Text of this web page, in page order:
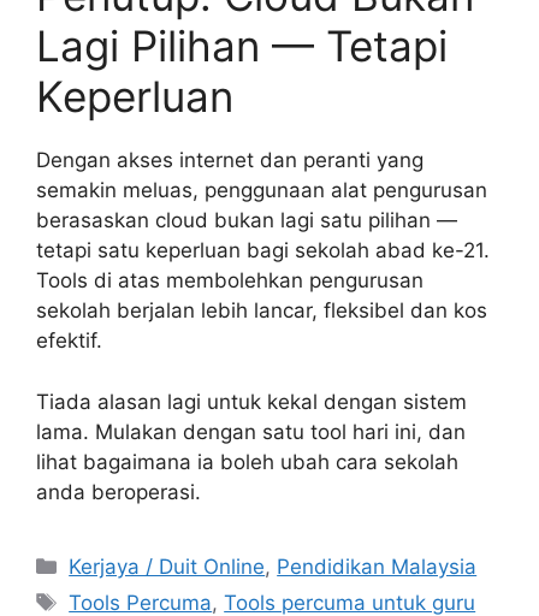
Lagi Pilihan — Tetapi
Keperluan
Dengan akses internet dan peranti yang
semakin meluas, penggunaan alat pengurusan
berasaskan cloud bukan lagi satu pilihan —
tetapi satu keperluan bagi sekolah abad ke-21.
Tools di atas membolehkan pengurusan
sekolah berjalan lebih lancar, fleksibel dan kos
efektif.
Tiada alasan lagi untuk kekal dengan sistem
lama. Mulakan dengan satu tool hari ini, dan
lihat bagaimana ia boleh ubah cara sekolah
anda beroperasi.
Categories
Kerjaya / Duit Online, Pendidikan Malaysia
Tags
Tools Percuma,Tools percuma untuk guru